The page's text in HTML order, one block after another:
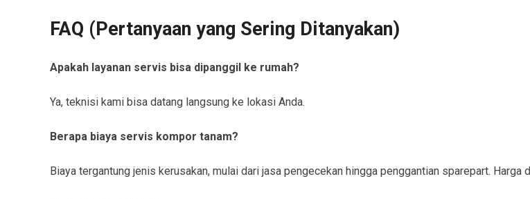
FAQ (Pertanyaan yang Sering Ditanyakan)
Apakah layanan servis bisa dipanggil ke rumah?
Ya, teknisi kami bisa datang langsung ke lokasi Anda.
Berapa biaya servis kompor tanam?
Biaya tergantung jenis kerusakan, mulai dari jasa pengecekan hingga penggantian sparepart. Harga